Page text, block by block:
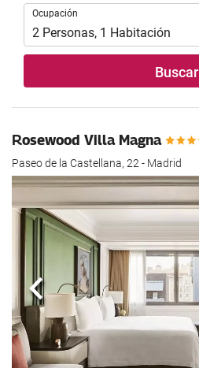
Ocupación
Ocupación
2 Personas, 1 Habitación
Buscar
Rosewood Villa Magna
Paseo de la Castellana, 22 - Madrid
Anterior